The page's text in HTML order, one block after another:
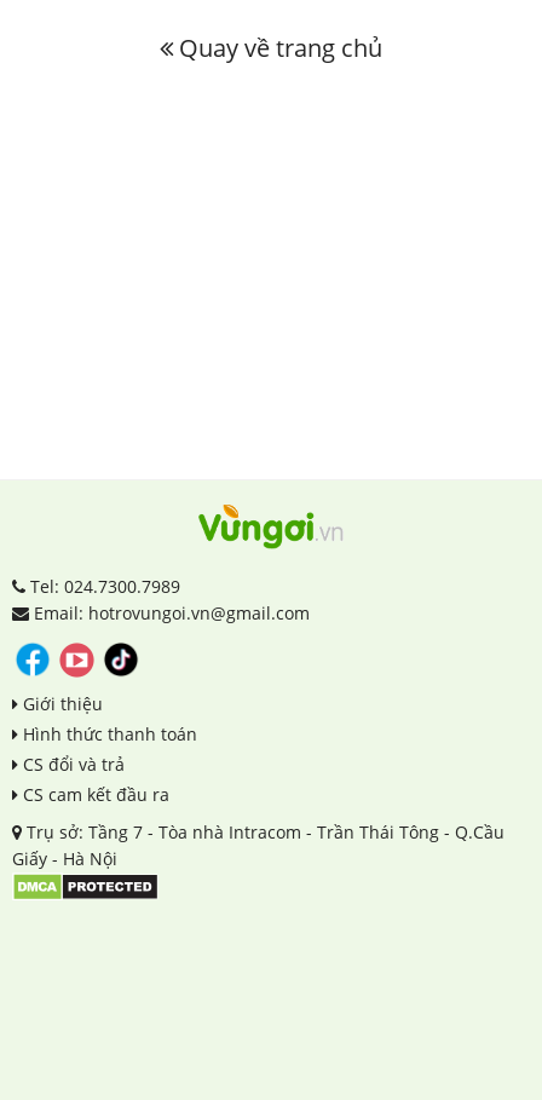
Quay về trang chủ
Tel: 024.7300.7989
Email: hotrovungoi.vn@gmail.com
Giới thiệu
Hình thức thanh toán
CS đổi và trả
CS cam kết đầu ra
Trụ sở: Tầng 7 - Tòa nhà Intracom - Trần Thái Tông - Q.Cầu
Giấy - Hà Nội